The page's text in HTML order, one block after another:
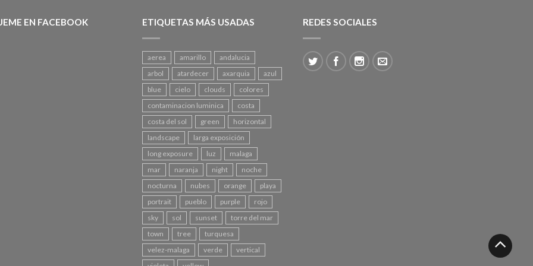
EN FACEBOOK ETIQUETAS MÁS USADAS
aerea amarillo
andalucia
arbol
atardecer axarquia
azul
blue
cielo clouds
colores
contaminacion luminica
costa
costa del sol
green
horizontal
landscape
larga exposición
long exposure
luz
malaga
mar
naranja night
noche
nocturna
nubes orange
playa
portrait
pueblo purple
rojo
sky
sol sunset
torre del mar
town
tree
turquesa
velez-malaga
verde
vertical
REDES SOCIALES